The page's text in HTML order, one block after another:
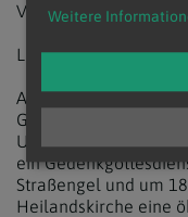
Verfügung,
Link:www.dioezese-
Auch in der Diözese
Gedenkfeiern statt,
Uniklinikum Graz.
ein
Straßengel und um
Heilandskirche eine
Weitere